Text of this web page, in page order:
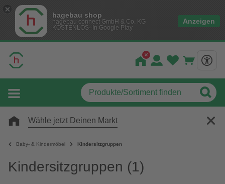
hagebau shop
hagebau connect GmbH & Co. KG
KOSTENLOS- In Google Play
Anzeigen
Wähle jetzt Deinen Markt
Baby- & Kindermöbel Kindersitzgruppen
Kindersitzgruppen (1)